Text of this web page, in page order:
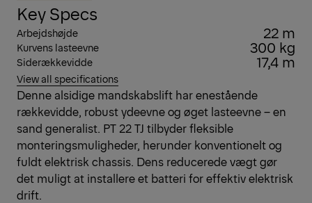
Key Specs
Arbejdshøjde 22 m
Kurvens lasteevne 300 kg
Siderækkevidde 17,4 m
View all specifications
Denne alsidige mandskabslift har enestående
rækkevidde, robust ydeevne og øget lasteevne – en
sand generalist. PT 22 TJ tilbyder fleksible
monteringsmuligheder, herunder konventionelt og
fuldt elektrisk chassis. Dens reducerede vægt gør
det muligt at installere et batteri for effektiv elektrisk
drift.